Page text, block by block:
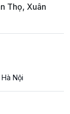
Thọ, Xuân
Nội